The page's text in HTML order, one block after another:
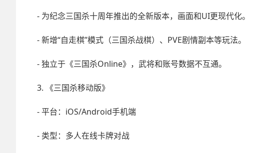
- 为纪念三国杀十周年推出的全新版本，画面和UI更现代化。
- 新增“自走棋”模式（三国杀战棋）、PVE剧情副本等玩法。
- 独立于《三国杀Online》，武将和账号数据不互通。
3. 《三国杀移动版》
- 平台：iOS/Android手机端
- 类型：多人在线卡牌对战